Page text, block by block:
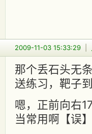
2009-11-03 15:33:29
那个丢石头无
送练习，靶子
嗯，正前向右
当常用啊【误